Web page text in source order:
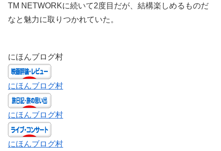
TM NETWORKに続いて2度目だが、結構楽しめるものだ
なと魅力に取りつかれていた。
にほんブログ村
にほんブログ村
にほんブログ村
にほんブログ村